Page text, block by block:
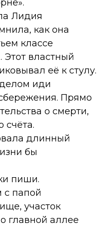
Лидия
как она
классе
Этот властный
её к стулу.
иди
Прямо
о смерти,
счёта.
длинный
бы
пиши.
папой
участок
главной аллее